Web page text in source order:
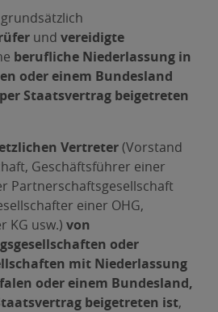
und vereidigte
berufliche Niederlassung in
oder einem Bundesland
Staatsvertrag beigetreten
Vertreter(Vorstand
Geschäftsführer einer
Partnerschaftsgesellschaft
einer OHG,
KG usw.) von
oder
mit Niederlassung
oder einem Bundesland,
beigetreten ist,